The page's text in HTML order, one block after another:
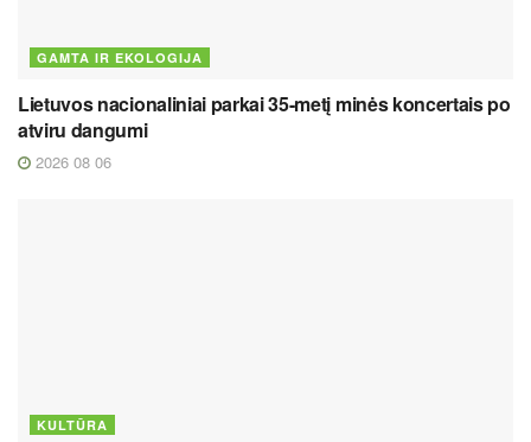
GAMTA IR EKOLOGIJA
Lietuvos nacionaliniai parkai 35-metį minės koncertais po
atviru dangumi
2026 08 06
KULTŪRA